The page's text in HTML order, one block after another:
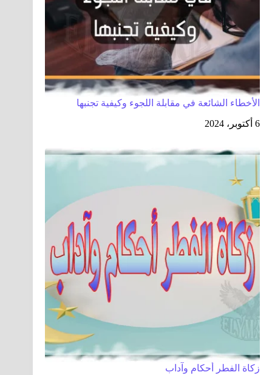
الأخطاء الشائعة في مقابلة اللجوء وكيفية تجنبها
6 أكتوبر، 2024
زكاة الفطر أحكام وآداب